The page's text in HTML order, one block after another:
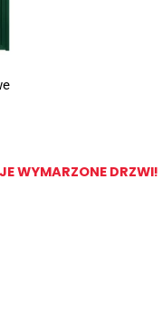
WYMARZONE DRZWI!